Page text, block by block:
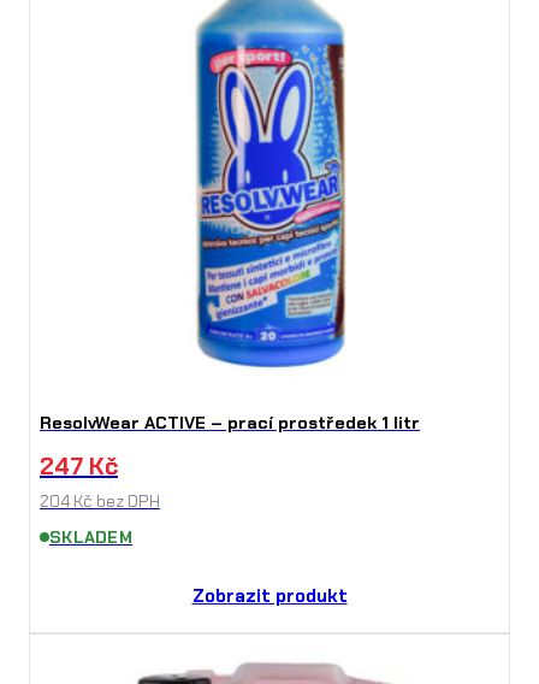
ResolvWear ACTIVE – prací prostředek 1 litr
247 Kč
204 Kč bez DPH
SKLADEM
Zobrazit produkt